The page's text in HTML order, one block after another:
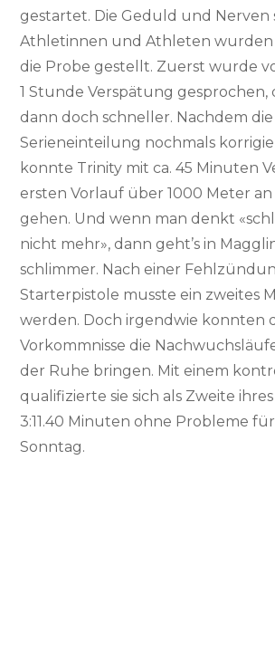
gestartet. Die Geduld und Nerven
Athletinnen und Athleten wurden
die Probe gestellt. Zuerst wurde
1 Stunde Verspätung gesprochen,
dann doch schneller. Nachdem
Serieneinteilung nochmals
konnte Trinity mit ca. 45 Minuten
ersten Vorlauf über 1000 Meter
gehen. Und wenn man denkt
nicht mehr», dann geht’s in
schlimmer. Nach einer
Starterpistole musste ein zweites
werden. Doch irgendwie konnten
Vorkommnisse die
der Ruhe bringen. Mit einem
qualifizierte sie sich als Zweite
3:11.40 Minuten ohne Probleme
Sonntag.